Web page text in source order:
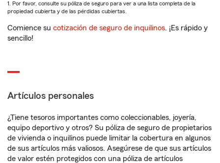
1. Por favor, consulte su póliza de seguro para ver a una lista completa de la
propiedad cubierta y de las pérdidas cubiertas.
Comience su cotización de seguro de inquilinos. ¡Es rápido y
sencillo!
Artículos personales
¿Tiene tesoros importantes como coleccionables, joyería,
equipo deportivo y otros? Su póliza de seguro de propietarios
de vivienda o inquilinos puede limitar la cobertura en algunos
de sus artículos más valiosos. Asegúrese de que sus artículos
de valor estén protegidos con una póliza de artículos